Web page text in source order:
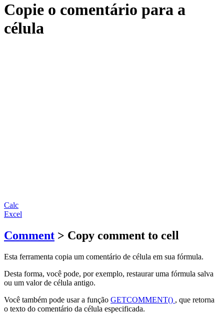
Copie o comentário para a
célula
Calc
Excel
Comment > Copy comment to cell
Esta ferramenta copia um comentário de célula em sua fórmula.
Desta forma, você pode, por exemplo, restaurar uma fórmula salva
ou um valor de célula antigo.
Você também pode usar a função GETCOMMENT() , que retorna
o texto do comentário da célula especificada.